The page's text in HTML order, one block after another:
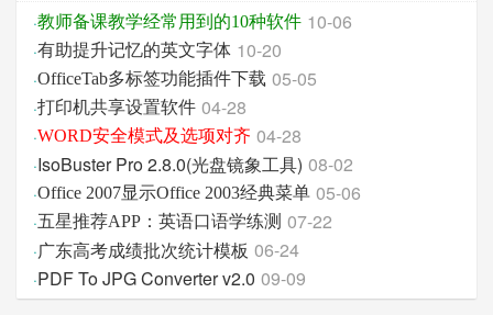
·教师备课教学经常用到的10种软件 10-06
·有助提升记忆的英文字体 10-20
·OfficeTab多标签功能插件下载 05-05
·打印机共享设置软件 04-28
·WORD安全模式及选项对齐 04-28
·IsoBuster Pro 2.8.0(光盘镜象工具) 08-02
·Office 2007显示Office 2003经典菜单 05-06
·五星推荐APP：英语口语学练测 07-22
·广东高考成绩批次统计模板 06-24
·PDF To JPG Converter v2.0 09-09